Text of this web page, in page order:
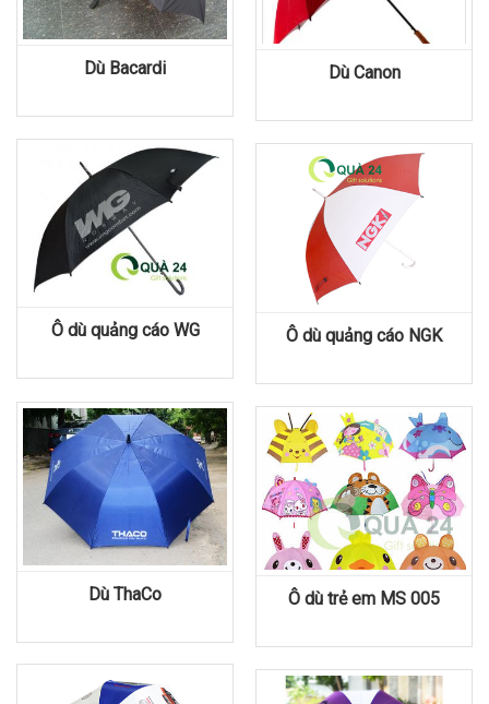
Dù Bacardi Dù Canon
Ô dù quảng cáo WG Ô dù quảng cáo NGK
Dù ThaCo Ô dù trẻ em MS 005